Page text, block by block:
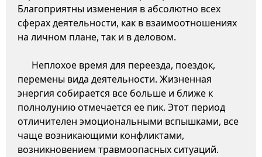
Благоприятны изменения в абсолютно всех
сферах деятельности, как в взаимоотношениях
на личном плане, так и в деловом.
Неплохое время для переезда, поездок,
перемены вида деятельности. Жизненная
энергия собирается все больше и ближе к
полнолунию отмечается ее пик. Этот период
отличителен эмоциональными вспышками, все
чаще возникающими конфликтами,
возникновением травмоопасных ситуаций.